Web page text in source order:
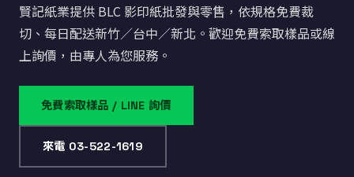
賢記紙業提供 BLC 影印紙批發與零售，依規格免費裁
切、每日配送新竹／台中／新北。歡迎免費索取樣品或線
上詢價，由專人為您服務。
免費索取樣品 / LINE 詢價
來電 03-522-1619